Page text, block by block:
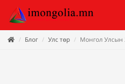
Блог Улс төр Монгол Улсын